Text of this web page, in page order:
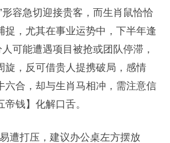
形容急切迎接贵客，而生肖鼠恰恰
捉，尤其在事业运势中，下半年逢
可能遭遇项目被抢或团队停滞，
旋，反可借贵人提携破局，感情
六合，却与生肖马相冲，需注意信
钱】化解口舌。
遭打压，建议办公桌左方摆放